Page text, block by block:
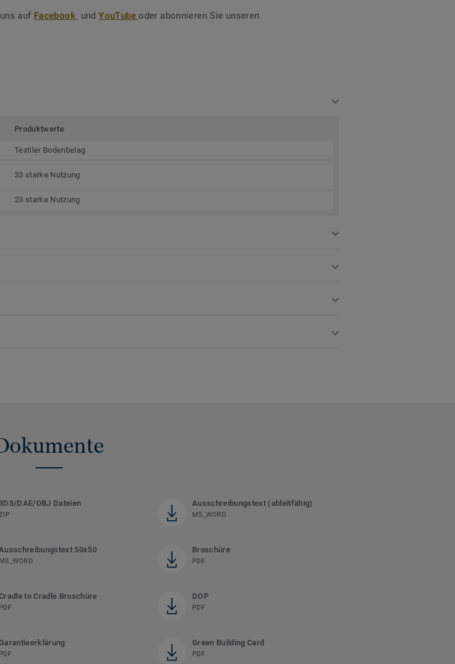
auf Facebook undYouTubeoder abonnieren Sie unseren
Produktwerte
Textiler Bodenbelag
33 starke Nutzung
23 starke Nutzung
3DS/DAE/OBJ Dateien Ausschreibungstext (ableitfähig)
MS_WORD
50x50
MS_WORD
Broschüre
PDF
to Cradle Broschüre
PDF
DOP
PDF
PDF
Green Building Card
PDF